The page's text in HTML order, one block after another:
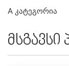
A კატეგორია